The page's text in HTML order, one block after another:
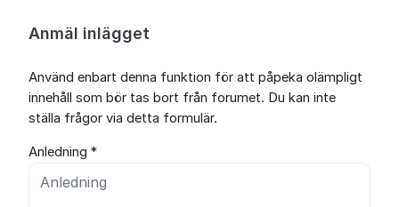
Anmäl inlägget
Använd enbart denna funktion för att påpeka olämpligt
innehåll som bör tas bort från forumet. Du kan inte
ställa frågor via detta formulär.
Anledning *